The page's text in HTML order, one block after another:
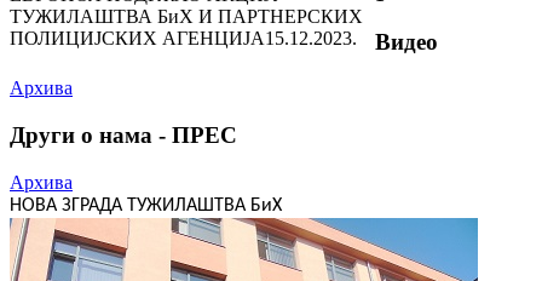
ТУЖИЛАШТВА БиХ И ПАРТНЕРСКИХ
ПОЛИЦИЈСКИХ АГЕНЦИЈА15.12.2023. Видео
Архива
Други о нама - ПРЕС
Архива
НОВА ЗГРАДА ТУЖИЛАШТВА БиХ